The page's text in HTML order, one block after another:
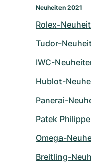
Neuheiten 2021
Rolex-
Tudor-
IWC-
Hublot-
Panerai-
Patek
Omega-
Breitling-